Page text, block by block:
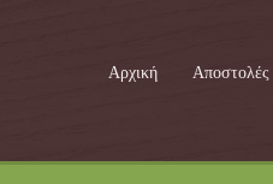
Αρχική Αποστολές